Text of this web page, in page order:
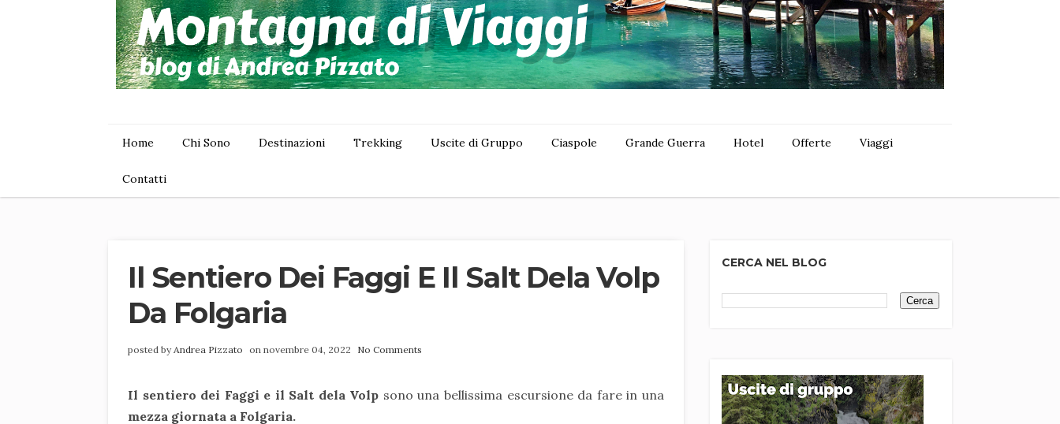
Home Chi Sono Destinazioni Trekking Uscite di Gruppo Ciaspole Grande Guerra Hotel Offerte Viaggi
Contatti
Il Sentiero Dei Faggi E Il Salt Dela Volp
Da Folgaria
posted byAndrea Pizzato on novembre 04, 2022 No Comments
Il sentiero dei Faggi e il Salt dela Volp sono una bellissima escursione da fare in una
mezza giornata a Folgaria.
CERCA NEL BLOG